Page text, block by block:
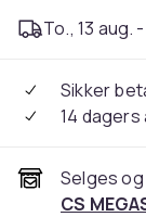
To., 13 aug.
Sikker
14
Selges
CS